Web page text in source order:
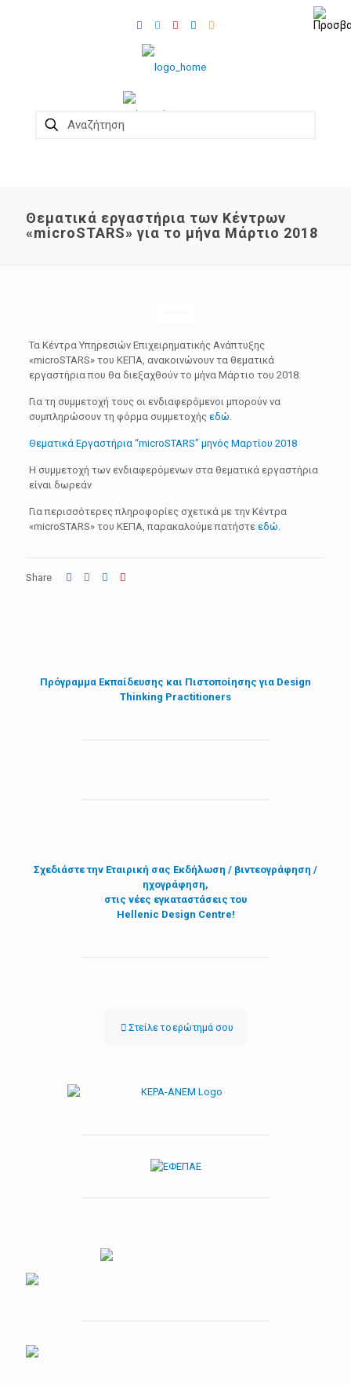
Θεματικά εργαστήρια των Κέντρων
«microSTARS» για το μήνα Μάρτιο 2018
Τα Κέντρα Υπηρεσιών Επιχειρηματικής Ανάπτυξης
«microSTARS» του ΚΕΠΑ, ανακοινώνουν τα θεματικά
εργαστήρια που θα διεξαχθούν το μήνα Μάρτιο του 2018.
Για τη συμμετοχή τους οι ενδιαφερόμενοι μπορούν να
συμπληρώσουν τη φόρμα συμμετοχής εδώ.
Θεματικά Εργαστήρια “microSTARS” μηνός Μαρτίου 2018
Η συμμετοχή των ενδιαφερόμενων στα θεματικά εργαστήρια
είναι δωρεάν
Για περισσότερες πληροφορίες σχετικά με την Κέντρα
«microSTARS» του ΚΕΠΑ, παρακαλούμε πατήστε εδώ.
Share
Πρόγραμμα Εκπαίδευσης και Πιστοποίησης για Design
Thinking Practitioners
Σχεδιάστε την Εταιρική σας Εκδήλωση / βιντεογράφηση /
ηχογράφηση,
στις νέες εγκαταστάσεις του
Hellenic Design Centre!
Στείλε τo ερώτημά σου